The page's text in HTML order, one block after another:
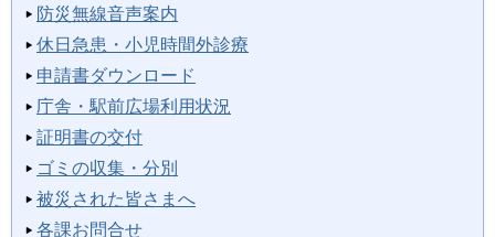
防災無線音声案内
休日急患・小児時間外診療
申請書ダウンロード
庁舎・駅前広場利用状況
証明書の交付
ゴミの収集・分別
被災された皆さまへ
各課お問合せ